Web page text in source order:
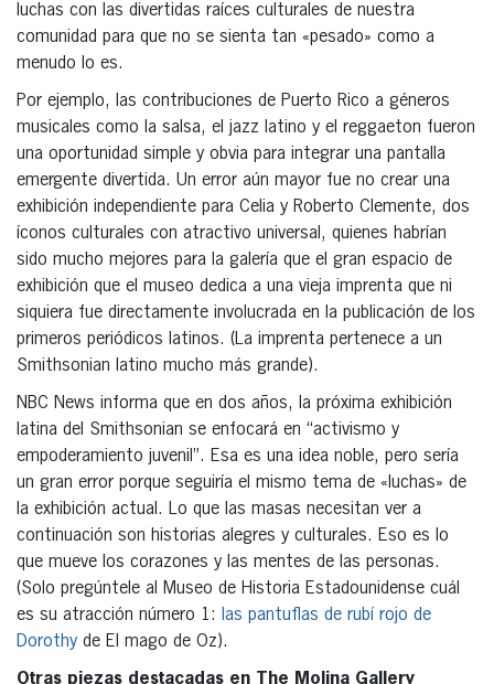
luchas con las divertidas raíces culturales de nuestra
comunidad para que no se sienta tan «pesado» como a
menudo lo es.
Por ejemplo, las contribuciones de Puerto Rico a géneros
musicales como la salsa, el jazz latino y el reggaeton fueron
una oportunidad simple y obvia para integrar una pantalla
emergente divertida. Un error aún mayor fue no crear una
exhibición independiente para Celia y Roberto Clemente, dos
íconos culturales con atractivo universal, quienes habrían
sido mucho mejores para la galería que el gran espacio de
exhibición que el museo dedica a una vieja imprenta que ni
siquiera fue directamente involucrada en la publicación de los
primeros periódicos latinos. (La imprenta pertenece a un
Smithsonian latino mucho más grande).
NBC News informa que en dos años, la próxima exhibición
latina del Smithsonian se enfocará en “activismo y
empoderamiento juvenil”. Esa es una idea noble, pero sería
un gran error porque seguiría el mismo tema de «luchas» de
la exhibición actual. Lo que las masas necesitan ver a
continuación son historias alegres y culturales. Eso es lo
que mueve los corazones y las mentes de las personas.
(Solo pregúntele al Museo de Historia Estadounidense cuál
es su atracción número 1:
las pantuflas de rubí rojo de
Dorothy de El mago de Oz).
Otras piezas destacadas en The Molina Gallery